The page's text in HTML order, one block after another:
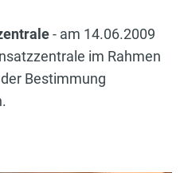
- am 14.06.2009
im Rahmen
Bestimmung